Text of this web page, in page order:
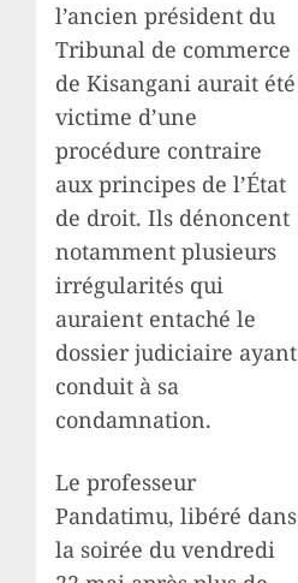
l’ancien président du
Tribunal de commerce
de Kisangani aurait été
victime d’une
procédure contraire
aux principes de l’État
de droit. Ils dénoncent
notamment plusieurs
irrégularités qui
auraient entaché le
dossier judiciaire ayant
conduit à sa
condamnation.
Le professeur
Pandatimu, libéré dans
la soirée du vendredi